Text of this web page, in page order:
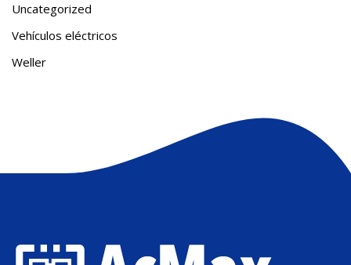
Uncategorized
Vehículos eléctricos
Weller